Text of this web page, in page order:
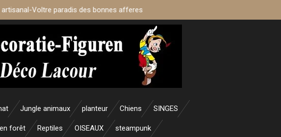
Voltre paradis des bonnes afferes
Jungle animaux planteur Chiens SINGES
forêt Reptiles OISEAUX steampunk